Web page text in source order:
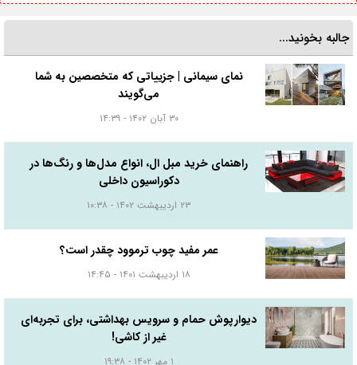
جالبه بخونید...
نمای سیمانی | جزییاتی که متخصصین به شما
می‌گویند
۳۰ آبان ۱۴۰۲ - ۱۴:۳۹
راهنمای خرید مبل ال، انواع مدل‌ها و رنگ‌ها در
دکوراسیون داخلی
۲۳ اردیبهشت ۱۴۰۲ - ۱۰:۳۸
عمر مفید چوب ترموود چقدر است؟
۱۸ اردیبهشت ۱۴۰۱ - ۱۴:۴۵
دیوارپوش حمام و سرویس بهداشتی، برای تجربه‌ای
غیر از کاشی!